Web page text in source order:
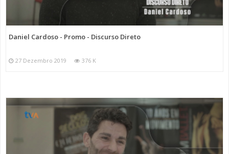
Daniel Cardoso - Promo - Discurso Direto
27 Dezembro 2019 376 K